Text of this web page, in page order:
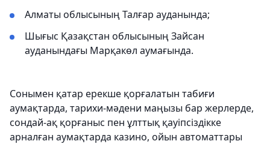
Алматы облысының Талғар ауданында;
Шығыс Қазақстан облысының Зайсан
ауданындағы Марқакөл аумағында.
Сонымен қатар ерекше қорғалатын табиғи
аумақтарда, тарихи-мәдени маңызы бар жерлерде,
сондай-ақ қорғаныс пен ұлттық қауіпсіздікке
арналған аумақтарда казино, ойын автоматтары